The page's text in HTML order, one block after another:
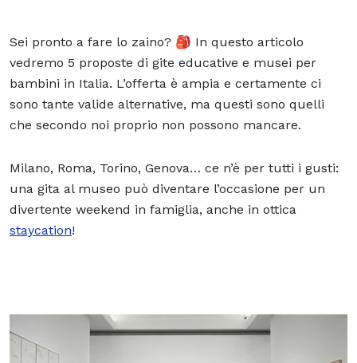
Sei pronto a fare lo zaino? 🎒 In questo articolo
vedremo 5 proposte di gite educative e musei per
bambini in Italia. L’offerta è ampia e certamente ci
sono tante valide alternative, ma questi sono quelli
che secondo noi proprio non possono mancare.
Milano, Roma, Torino, Genova… ce n’è per tutti i gusti:
una gita al museo può diventare l’occasione per un
divertente weekend in famiglia, anche in ottica
staycation!